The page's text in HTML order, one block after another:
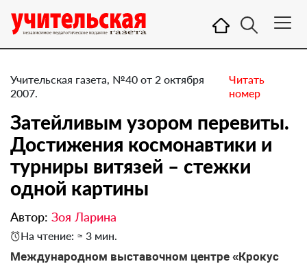
Учительская газета, №40 от 2 октября
2007.
Читать
номер
Затейливым узором перевиты.
Достижения космонавтики и
турниры витязей – стежки
одной картины
Автор: Зоя Ларина
На чтение: ≈ 3 мин.
Международном выставочном центре «Крокус